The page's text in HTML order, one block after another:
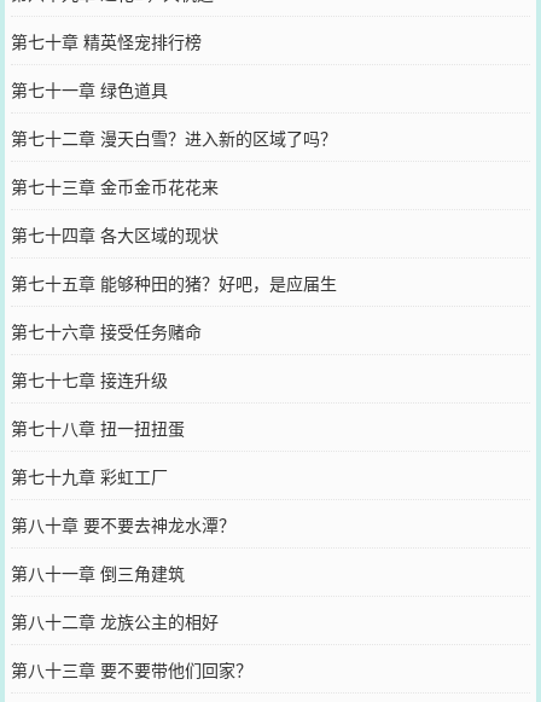
第七十章 精英怪宠排行榜
第七十一章 绿色道具
第七十二章 漫天白雪？进入新的区域了吗？
第七十三章 金币金币花花来
第七十四章 各大区域的现状
第七十五章 能够种田的猪？好吧，是应届生
第七十六章 接受任务赌命
第七十七章 接连升级
第七十八章 扭一扭扭蛋
第七十九章 彩虹工厂
第八十章 要不要去神龙水潭？
第八十一章 倒三角建筑
第八十二章 龙族公主的相好
第八十三章 要不要带他们回家？